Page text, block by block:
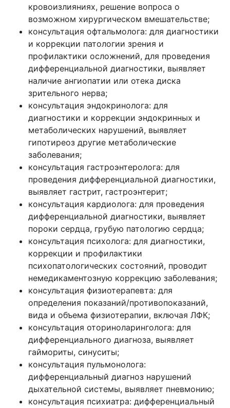
кровоизлияниях, решение вопроса о
возможном хирургическом вмешательстве;
консультация офтальмолога: для диагностики
и коррекции патологии зрения и
профилактики осложнений, для проведения
дифференциальной диагностики, выявляет
наличие ангиопатии или отека диска
зрительного нерва;
консультация эндокринолога: для
диагностики и коррекции эндокринных и
метаболических нарушений, выявляет
гипотиреоз другие метаболические
заболевания;
консультация гастроэнтеролога: для
проведения дифференциальной диагностики,
выявляет гастрит, гастроэнтерит;
консультация кардиолога: для проведения
дифференциальной диагностики, выявляет
пороки сердца, грубую патологию сердца;
консультация психолога: для диагностики,
коррекции и профилактики
психопатологических состояний, проводит
немедикаментозную коррекцию заболевания;
консультация физиотерапевта: для
определения показаний/противопоказаний,
вида и объема физиотерапии, включая ЛФК;
консультация оториноларинголога: для
дифференциального диагноза, выявляет
гаймориты, синуситы;
консультация пульмонолога:
дифференциальный диагноз нарушений
дыхательной системы, выявляет пневмонию;
консультация психиатра: дифференциальный